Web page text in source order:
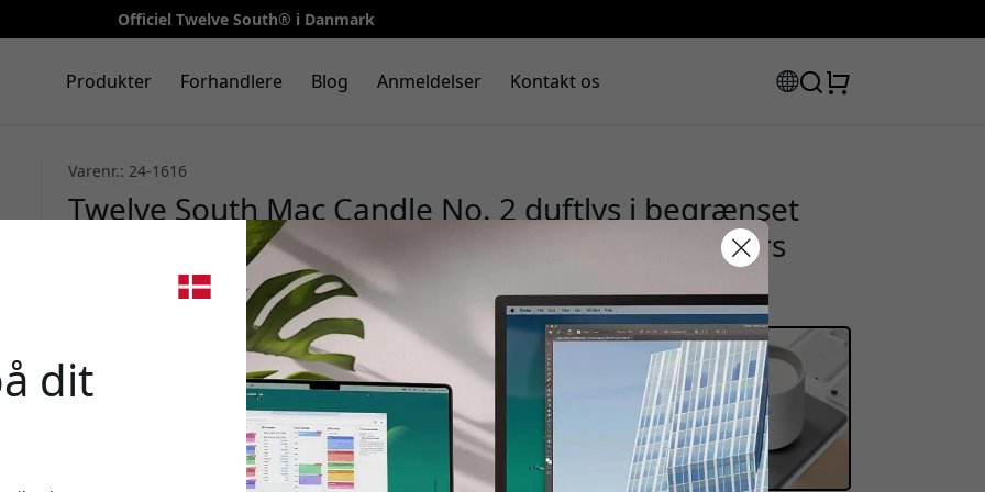
Officiel Twelve South® i Danmark
Produkter Forhandlere Blog Anmeldelser Kontakt os
Varenr.: 24-1616
Twelve South Mac Candle No. 2 duftlys i begrænset
oplag med bergamot, grapefrugt og 60–70 timers
brændetid - Hvid
dit
🎉 Din rabatkode:
Brug denne kode ved kassen for at få 20% rabat.